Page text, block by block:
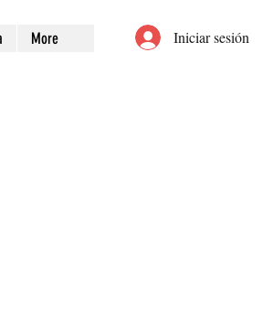
More Iniciar sesión